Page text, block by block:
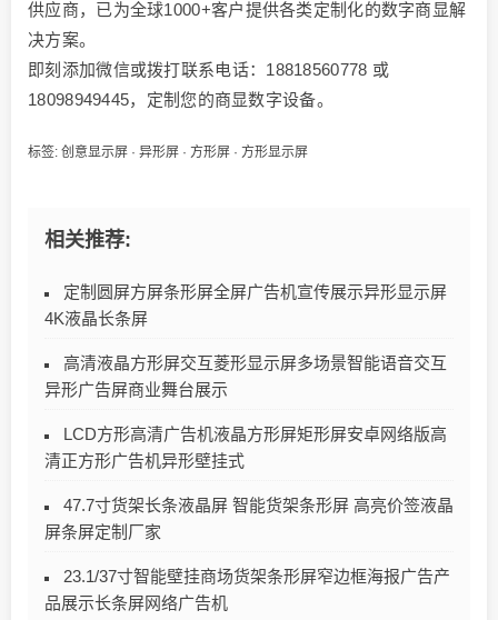
供应商，已为全球1000+客户提供各类定制化的数字商显解
决方案。
即刻添加微信或拨打联系电话：18818560778 或
18098949445，定制您的商显数字设备。
标签: 创意显示屏 · 异形屏 · 方形屏 · 方形显示屏
相关推荐:
定制圆屏方屏条形屏全屏广告机宣传展示异形显示屏
4K液晶长条屏
高清液晶方形屏交互菱形显示屏多场景智能语音交互
异形广告屏商业舞台展示
LCD方形高清广告机液晶方形屏矩形屏安卓网络版高
清正方形广告机异形壁挂式
47.7寸货架长条液晶屏 智能货架条形屏 高亮价签液晶
屏条屏定制厂家
23.1/37寸智能壁挂商场货架条形屏窄边框海报广告产
品展示长条屏网络广告机